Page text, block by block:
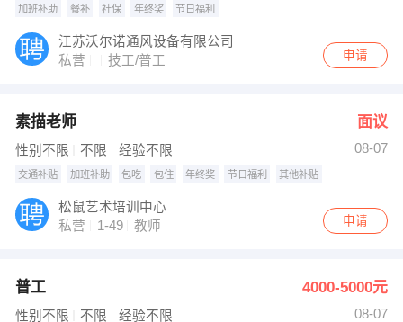
加班补助 餐补 社保 年终奖 节日福利
江苏沃尔诺通风设备有限公司
私营
技工/普工 申请
素描老师 面议
性别不限 不限 经验不限 08-07
交通补贴 加班补助 包吃 包住 年终奖 节日福利 其他补贴
松鼠艺术培训中心
私营
1-49 教师 申请
普工 4000-5000元
性别不限 不限 经验不限 08-07